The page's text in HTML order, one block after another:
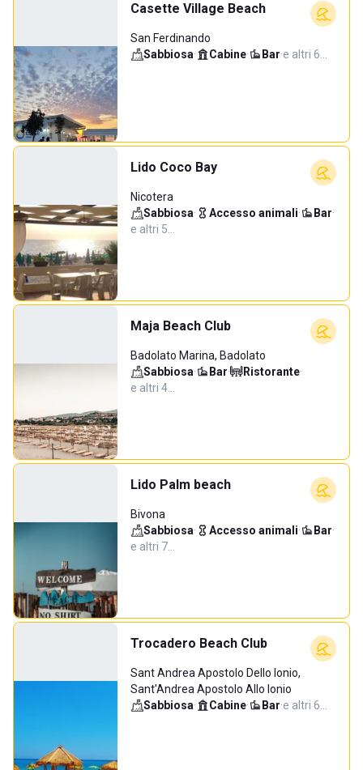
Casette Village Beach
San Ferdinando
Sabbiosa· Cabine· Bar·e altri 6…
Lido Coco Bay
Nicotera
Sabbiosa· Accesso animali· Bar·
e altri 5…
Maja Beach Club
Badolato Marina, Badolato
Sabbiosa· Bar· Ristorante·
e altri 4…
Lido Palm beach
Bivona
Sabbiosa· Accesso animali· Bar·
e altri 7…
Trocadero Beach Club
Sant Andrea Apostolo Dello Ionio,
Sant'Andrea Apostolo Allo Ionio
Sabbiosa· Cabine· Bar·e altri 6…